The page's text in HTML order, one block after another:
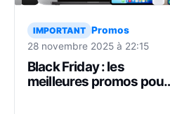
IMPORTANT Promos
28 novembre 2025 à 22:15
Black Friday : les
meilleures promos pour